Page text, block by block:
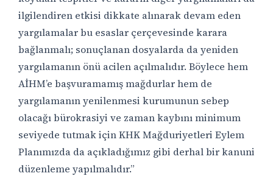
ilgilendiren etkisi dikkate alınarak devam eden
yargılamalar bu esaslar çerçevesinde karara
bağlanmalı; sonuçlanan dosyalarda da yeniden
yargılamanın önü acilen açılmalıdır. Böylece hem
AİHM’e başvuramamış mağdurlar hem de
yargılamanın yenilenmesi kurumunun sebep
olacağı bürokrasiyi ve zaman kaybını minimum
seviyede tutmak için KHK Mağduriyetleri Eylem
Planımızda da açıkladığımız gibi derhal bir kanuni
düzenleme yapılmalıdır.”